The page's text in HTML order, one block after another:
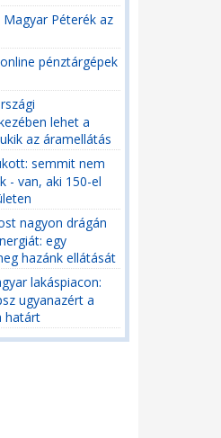
Péterék az
pénztárgépek
lehet a
az áramellátás
semmit nem
- van, aki 150-el
nagyon drágán
egy
hazánk ellátását
lakáspiacon:
ugyanazért a
határt